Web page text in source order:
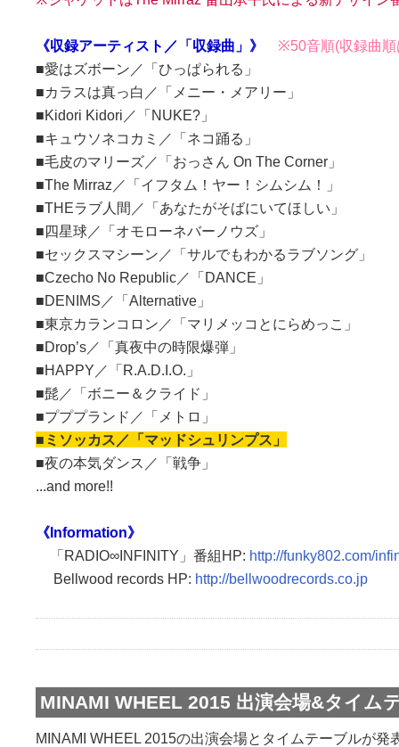
《収録アーティスト／「収録曲」》
※50音順(収録曲順
■愛はズボーン／「ひっぱられる」
■カラスは真っ白／「メニー・メアリー」
■Kidori Kidori／「NUKE?」
■キュウソネコカミ／「ネコ踊る」
■毛皮のマリーズ／「おっさん On The Corner」
■The Mirraz／「イフタム！ヤー！シムシム！」
■THEラブ人間／「あなたがそばにいてほしい」
■四星球／「オモローネバーノウズ」
■セックスマシーン／「サルでもわかるラブソング」
■Czecho No Republic／「DANCE」
■DENIMS／「Alternative」
■東京カランコロン／「マリメッコとにらめっこ」
■Drop’s／「真夜中の時限爆弾」
■HAPPY／「R.A.D.I.O.」
■髭／「ボニー＆クライド」
■プププランド／「メトロ」
■ミソッカス／「マッドシュリンプス」
■夜の本気ダンス／「戦争」
...and more!!
《︎Information》
「RADIO∞INFINITY」番組HP: http://funky802.com/
Bellwood records HP: http://bellwoodrecords.co.jp
MINAMI WHEEL 2015 出演会場&タイム
MINAMI WHEEL 2015の出演会場とタイムテーブルが発